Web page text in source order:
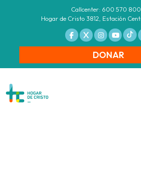
Callcenter: 600 570
Hogar de Cristo 3812, Estación
DONAR